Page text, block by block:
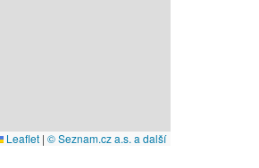
Leaflet | © Seznam.cz a.s. a další